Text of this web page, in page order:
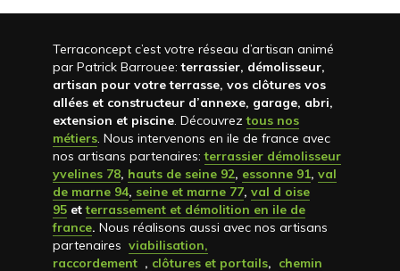
Terraconcept c’est votre réseau d’artisan animé
par Patrick Barrouee:terrassier, démolisseur,
artisan pour votre terrasse, vos clôtures vos
allées et constructeur d’annexe, garage, abri,
extension et piscine. Découvreztous nos
métiers. Nous intervenons en ile de france avec
nos artisans partenaires:terrassier démolisseur
yvelines 78, hauts de seine 92, essonne 91, val
de marne 94, seine et marne 77, val d oise
95 etterrassement et démolition en ile de
france. Nous réalisons aussi avec nos artisans
partenaires viabilisation,
raccordement , clôtures et portails, chemin